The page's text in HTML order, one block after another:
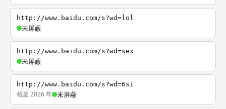
http://www.baidu.com/s?wd=lol
未屏蔽
http://www.baidu.com/s?wd=sex
未屏蔽
http://www.baidu.com/s?wd=6si
截至 2026 年 未屏蔽